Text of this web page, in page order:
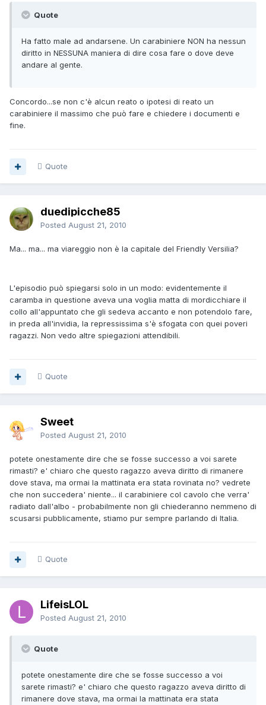
Quote
Ha fatto male ad andarsene. Un carabiniere NON ha nessun
diritto in NESSUNA maniera di dire cosa fare o dove deve
andare al gente.
Concordo...se non c'è alcun reato o ipotesi di reato un
carabiniere il massimo che può fare e chiedere i documenti e
fine.
Quote
duedipicche85
Posted August 21, 2010
Ma... ma... ma viareggio non è la capitale del Friendly Versilia?
L'episodio può spiegarsi solo in un modo: evidentemente il
caramba in questione aveva una voglia matta di mordicchiare il
collo all'appuntato che gli sedeva accanto e non potendolo fare,
in preda all'invidia, la repressissima s'è sfogata con quei poveri
ragazzi. Non vedo altre spiegazioni attendibili.
Quote
Sweet
Posted August 21, 2010
potete onestamente dire che se fosse successo a voi sarete
rimasti? e' chiaro che questo ragazzo aveva diritto di rimanere
dove stava, ma ormai la mattinata era stata rovinata no? vedrete
che non succedera' niente... il carabiniere col cavolo che verra'
radiato dall'albo - probabilmente non gli chiederanno nemmeno di
scusarsi pubblicamente, stiamo pur sempre parlando di Italia.
Quote
LifeisLOL
Posted August 21, 2010
Quote
potete onestamente dire che se fosse successo a voi
sarete rimasti? e' chiaro che questo ragazzo aveva diritto di
rimanere dove stava, ma ormai la mattinata era stata